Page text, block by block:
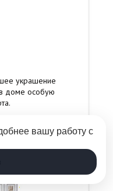
украшение
в доме особую
вашу работу с